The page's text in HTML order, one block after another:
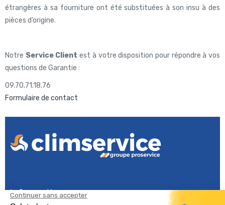
étrangères à sa fourniture ont été substituées à son insu à des
pièces d’origine.
Notre Service Client est à votre disposition pour répondre à vos
questions de Garantie :
09.70.71.18.76
Formulaire de contact
Informations